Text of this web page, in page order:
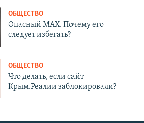
ОБЩЕСТВО
Опасный MAX. Почему его
следует избегать?
ОБЩЕСТВО
Что делать, если сайт
Крым.Реалии заблокировали?